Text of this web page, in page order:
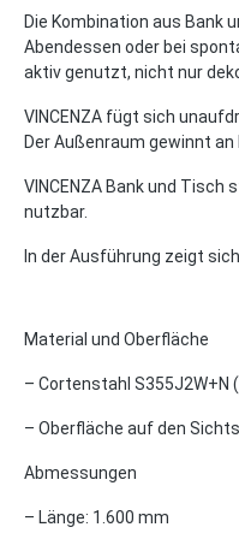
Die Kombination aus
Abendessen oder bei
aktiv genutzt, nicht nur
VINCENZA fügt sich
Der Außenraum gewinnt
VINCENZA Bank und
nutzbar.
In der Ausführung zeigt
Material und Oberfläche
– Cortenstahl S355J2W+N
– Oberfläche auf den
Abmessungen
– Länge: 1.600 mm